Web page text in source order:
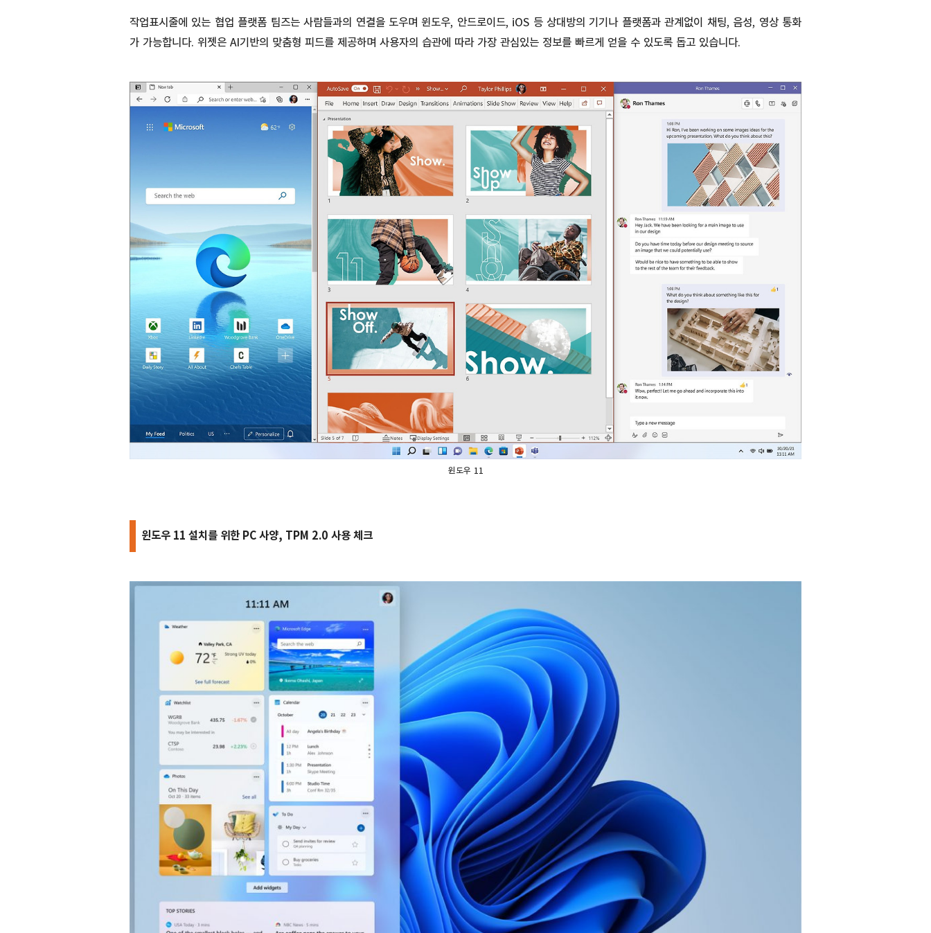
작업표시줄에 있는 협업 플랫폼 팀즈는 사람들과의 연결을 도우며 윈도우, 안드로이드, iOS 등 상대방의 기기나 플랫폼과 관계없이 채팅, 음성, 영상 통화
가 가능합니다. 위젯은 AI기반의 맞춤형 피드를 제공하며 사용자의 습관에 따라 가장 관심있는 정보를 빠르게 얻을 수 있도록 돕고 있습니다.
윈도우 11
윈도우 11 설치를 위한 PC 사양, TPM 2.0 사용 체크